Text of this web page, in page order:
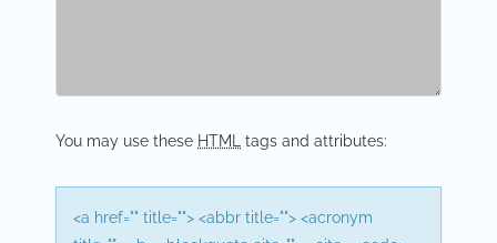
t
i
o
n
You may use these HTML tags and attributes:
<a href="" title=""> <abbr title=""> <acronym